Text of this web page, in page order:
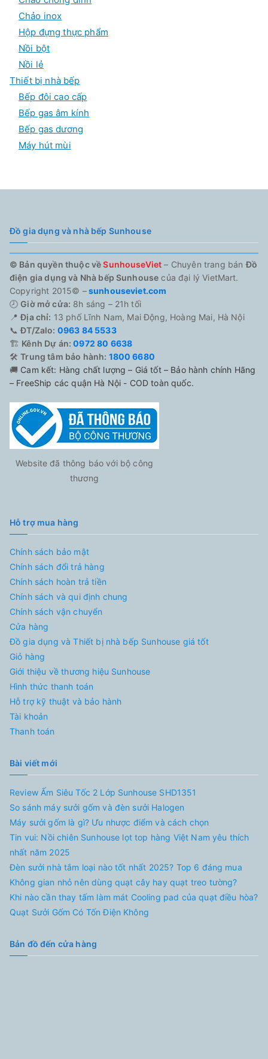
Chảo inox
Hộp đựng thực phẩm
Nồi bột
Nồi lẻ
Thiết bị nhà bếp
Bếp đôi cao cấp
Bếp gas âm kính
Bếp gas dương
Máy hút mùi
Đồ gia dụng và nhà bếp Sunhouse
© Bản quyền thuộc vềSunhouseViet – Chuyên trang bánĐồ
điện gia dụng và Nhà bếp Sunhouse của đại lý VietMart.
Copyright 2015© –sunhouseviet.com
🕗Giờ mở cửa: 8h sáng – 21h tối
📍Địa chỉ: 13 phố Lĩnh Nam, Mai Động, Hoàng Mai, Hà Nội
📞ĐT/Zalo: 0963 84 5533
🏗️ Kênh Dự án: 0972 80 6638
🛠️Trung tâm bảo hành: 1800 6680
🚚 Cam kết: Hàng chất lượng – Giá tốt – Bảo hành chính Hãng
– FreeShip các quận Hà Nội - COD toàn quốc.
Website đã thông báo với bộ công
thương
Hỗ trợ mua hàng
Chính sách bảo mật
Chính sách đổi trả hàng
Chính sách hoàn trả tiền
Chính sách và qui định chung
Chính sách vận chuyển
Cửa hàng
Đồ gia dụng và Thiết bị nhà bếp Sunhouse giá tốt
Giỏ hàng
Giới thiệu về thương hiệu Sunhouse
Hình thức thanh toán
Hỗ trợ kỹ thuật và bảo hành
Tài khoản
Thanh toán
Bài viết mới
Review Ấm Siêu Tốc 2 Lớp Sunhouse SHD1351
So sánh máy sưởi gốm và đèn sưởi Halogen
Máy sưởi gốm là gì? Ưu nhược điểm và cách chọn
Tin vui: Nồi chiên Sunhouse lọt top hàng Việt Nam yêu thích
nhất năm 2025
Đèn sưởi nhà tắm loại nào tốt nhất 2025? Top 6 đáng mua
Không gian nhỏ nên dùng quạt cây hay quạt treo tường?
Khi nào cần thay tấm làm mát Cooling pad của quạt điều hòa?
Quạt Sưởi Gốm Có Tốn Điện Không
Bản đồ đến cửa hàng